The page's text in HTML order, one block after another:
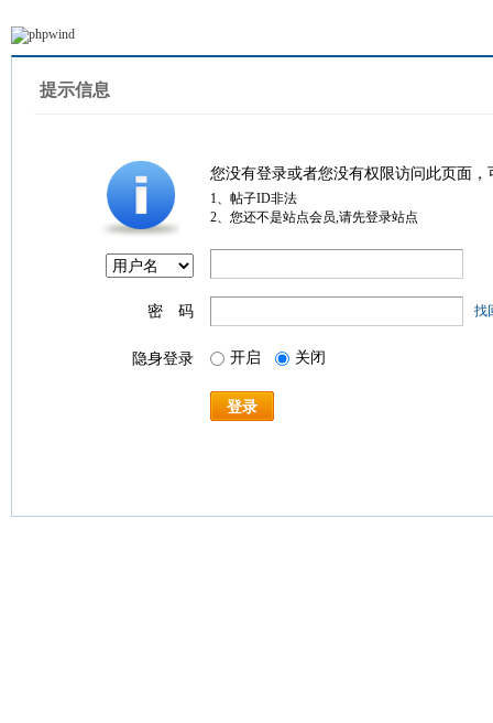
提示信息
您没有登录或者您没有权限访问此页面
1、帖子ID非法
2、您还不是站点会员,请先登录站点
密 码 找
隐身登录 开启 关闭
登录